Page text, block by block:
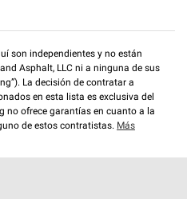
son independientes y no están
Asphalt, LLC ni a ninguna de sus
La decisión de contratar a
en esta lista es exclusiva del
no ofrece garantías en cuanto a la
de estos contratistas. Más